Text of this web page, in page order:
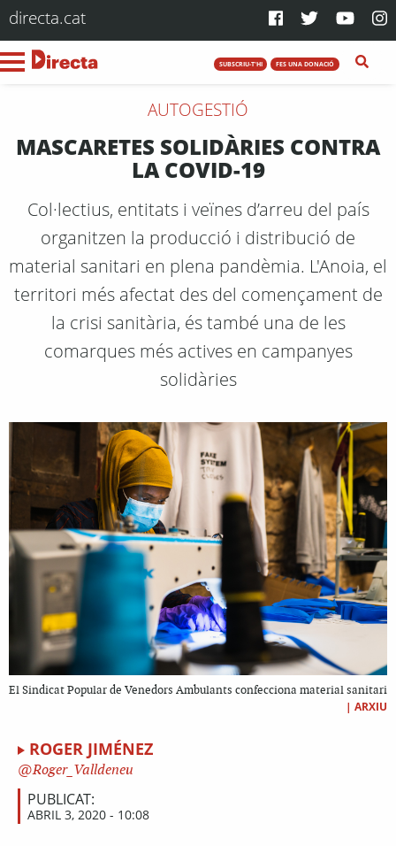
directa.cat
SUBSCRIU-T'HI FES UNA DONACIÓ
AUTOGESTIÓ
MASCARETES SOLIDÀRIES CONTRA
LA COVID-19
Col·lectius, entitats i veïnes d’arreu del país
organitzen la producció i distribució de
material sanitari en plena pandèmia. L'Anoia, el
territori més afectat des del començament de
la crisi sanitària, és també una de les
comarques més actives en campanyes
solidàries
El Sindicat Popular de Venedors Ambulants confecciona material sanitari
| ARXIU
ROGER JIMÉNEZ
Roger_Valldeneu
PUBLICAT:
ABRIL 3, 2020 - 10:08